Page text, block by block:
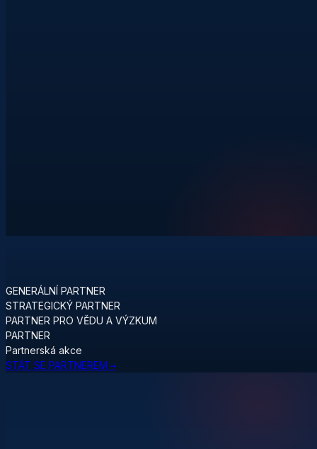
GENERÁLNÍ PARTNER
STRATEGICKÝ PARTNER
PARTNER PRO VĚDU A VÝZKUM
PARTNER
Partnerská akce
STÁT SE PARTNEREM →